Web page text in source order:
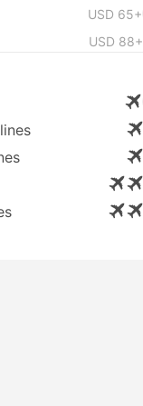
USD 65+
USD 88+